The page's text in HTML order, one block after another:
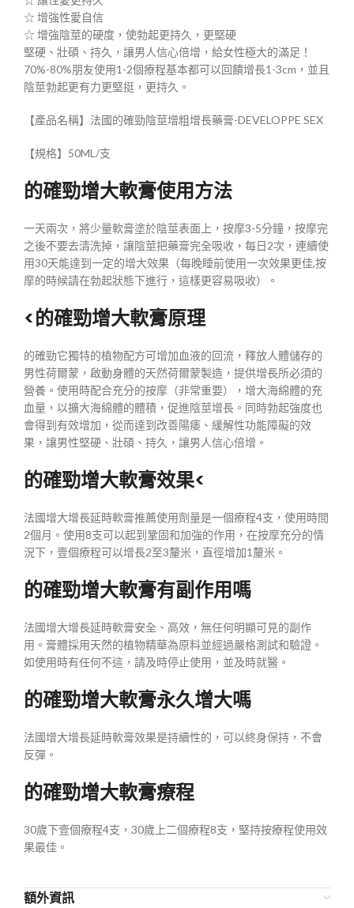
☆ 增強性愛自信
☆ 增強陰莖的硬度，使勃起更持久，更堅硬
堅硬、壯碩、持久，讓男人信心倍增，給女性極大的滿足！
70%-80%朋友使用1-2個療程基本都可以回饋增長1-3cm，並且
陰莖勃起更有力更堅挺，更持久。
【產品名稱】法國的確勁陰莖增粗增長藥膏-DEVELOPPE SEX
【規格】50ML/支
的確勁增大軟膏使用方法
一天兩次，將少量軟膏塗於陰莖表面上，按摩3-5分鐘，按摩完
之後不要去清洗掉，讓陰莖把藥膏完全吸收，每日2次，連續使
用30天能達到一定的增大效果（每晚睡前使用一次效果更佳,按
摩的時候請在勃起狀態下進行，這樣更容易吸收）。
<的確勁增大軟膏原理
的確勁它獨特的植物配方可增加血液的回流，釋放人體儲存的
男性荷爾蒙，啟動身體的天然荷爾蒙製造，提供增長所必須的
營養。使用時配合充分的按摩（非常重要），增大海綿體的充
血量，以擴大海綿體的體積，促進陰莖增長。同時勃起強度也
會得到有效增加，從而達到改善陽痿、緩解性功能障礙的效
果，讓男性堅硬、壯碩、持久，讓男人信心倍增。
的確勁增大軟膏效果<
法國增大增長延時軟膏推薦使用劑量是一個療程4支，使用時間
2個月。使用8支可以起到鞏固和加強的作用，在按摩充分的情
況下，壹個療程可以增長2至3釐米，直徑增加1釐米。
的確勁增大軟膏有副作用嗎
法國增大增長延時軟膏安全、高效，無任何明顯可見的副作
用。膏體採用天然的植物精華為原料並經過嚴格測試和驗證。
如使用時有任何不這，請及時停止使用，並及時就醫。
的確勁增大軟膏永久增大嗎
法國增大增長延時軟膏效果是持續性的，可以終身保持，不會
反彈。
的確勁增大軟膏療程
30歲下壹個療程4支，30歲上二個療程8支，堅持按療程使用效
果最佳。
額外資訊